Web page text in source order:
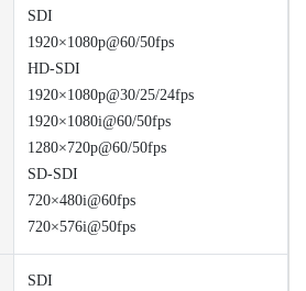
SDI
1920×1080p@60/50fps
HD-SDI
1920×1080p@30/25/24fps
1920×1080i@60/50fps
1280×720p@60/50fps
SD-SDI
720×480i@60fps
720×576i@50fps
SDI